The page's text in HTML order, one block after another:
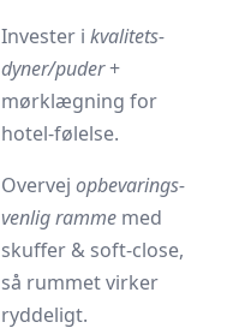
Invester i kvalitets-
dyner/puder+
mørklægning for
hotel-følelse.
Overvej opbevarings­
venlig ramme med
skuffer & soft-close,
så rummet virker
ryddeligt.